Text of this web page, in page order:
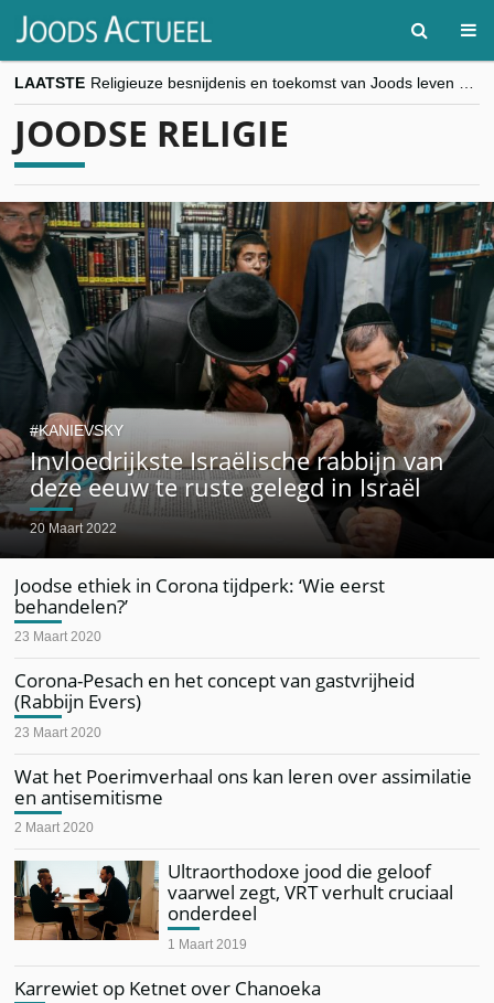
LAATSTE
“Besnijdenisdebat toont hoe moeilijk seculiere Westen minderheden begrijpt”, Jinnih Beels (Vooruit)
JOODSE RELIGIE
Invloedrijkste Israëlische rabbijn van
deze eeuw te ruste gelegd in Israël
20 Maart 2022
KANIEVSKY
Joodse ethiek in Corona tijdperk: ‘Wie eerst
behandelen?’
23 Maart 2020
Corona-Pesach en het concept van gastvrijheid
(Rabbijn Evers)
23 Maart 2020
Wat het Poerimverhaal ons kan leren over assimilatie
en antisemitisme
2 Maart 2020
Ultraorthodoxe jood die geloof
vaarwel zegt, VRT verhult cruciaal
onderdeel
1 Maart 2019
Karrewiet op Ketnet over Chanoeka